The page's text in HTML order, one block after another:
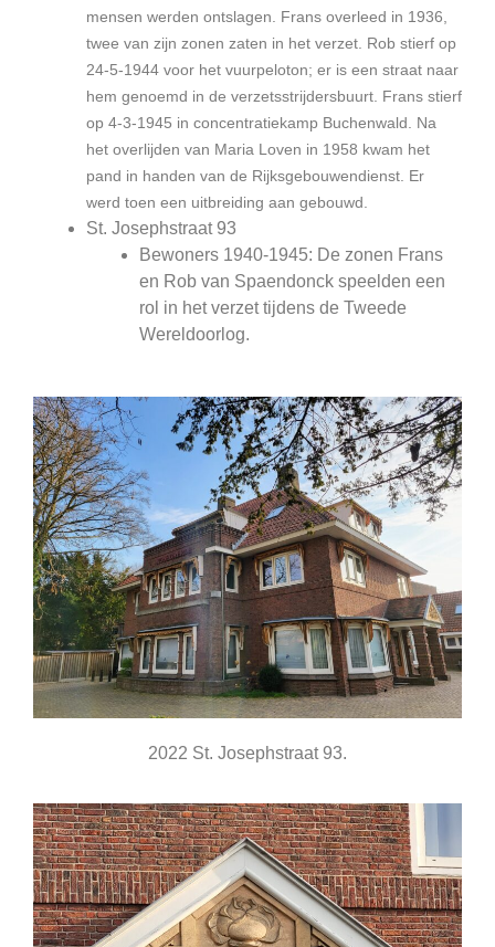
mensen werden ontslagen. Frans overleed in 1936,
twee van zijn zonen zaten in het verzet. Rob stierf op
24-5-1944 voor het vuurpeloton; er is een straat naar
hem genoemd in de verzetsstrijdersbuurt. Frans stierf
op 4-3-1945 in concentratiekamp Buchenwald. Na
het overlijden van Maria Loven in 1958 kwam het
pand in handen van de Rijksgebouwendienst. Er
werd toen een uitbreiding aan gebouwd.
St. Josephstraat 93
Bewoners 1940-1945: De zonen Frans
en Rob van Spaendonck speelden een
rol in het verzet tijdens de Tweede
Wereldoorlog.
2022 St. Josephstraat 93.